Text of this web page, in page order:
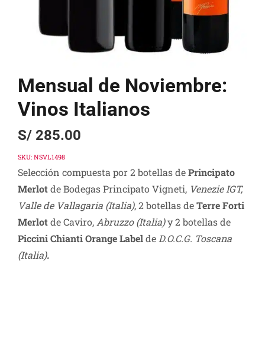
Mensual de Noviembre:
Vinos Italianos
S/285.00
SKU: NSVL1498
Selección compuesta por 2 botellas dePrincipato
Merlotde Bodegas Principato Vigneti,Venezie IGT,
Valle de Vallagaria (Italia), 2 botellas deTerre Forti
Merlotde Caviro,Abruzzo (Italia)y 2 botellas de
Piccini Chianti Orange Labelde D.O.C.G. Toscana
(Italia).